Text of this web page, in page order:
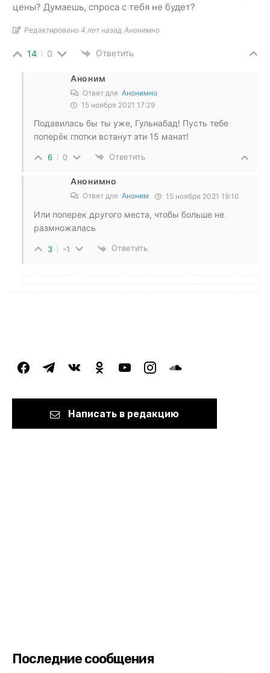
цены? Думаешь, спроса с тебя не будет?
Редактировано 4 лет назад Анонимно
14 0 Ответить
Аноним
Ответ для Анонимно
15 ноября 2021 17:29
Подавилась бы ты уже, Гульнабад! Пусть тебе
поперёк глотки встанут эти 15 манат!
6 0 Ответить
Анонимно
Ответ для Аноним 15 ноября 2021 19:10
Или поперек другого места, чтобы больше не
размножалась
3 -1 Ответить
facebooktelegramvkontakteodnoklassniki
youtubeinstagramsoundcloud
Написать в редакцию
Последние сообщения